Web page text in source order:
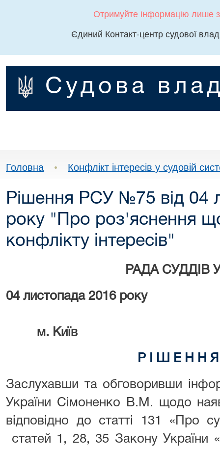
Отримуйте інформацію лише
Єдиний Контакт-центр судової
Судова
Головна • Конфлікт інтересів у судовій
Рішення РСУ №75 від 04
року "Про роз'яснення
конфлікту інтересів"
РАДА СУДДІВ
04 листопада 2016
м. Київ
Р І Ш Е Н Н
Заслухавши та обговоривши
України Сімоненко В.М. щодо
відповідно до статті 131 «Про
статей 1, 28, 35 Закону України